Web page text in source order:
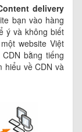
delivery
bạn vào hàng
ý và không biết
website Việt
bằng tiếng
hiểu về CDN và